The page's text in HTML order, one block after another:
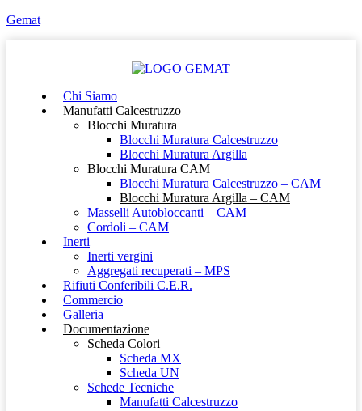
Gemat
Chi Siamo
Manufatti Calcestruzzo
Blocchi Muratura
Blocchi Muratura Calcestruzzo
Blocchi Muratura Argilla
Blocchi Muratura CAM
Blocchi Muratura Calcestruzzo – CAM
Blocchi Muratura Argilla – CAM
Masselli Autobloccanti – CAM
Cordoli – CAM
Inerti
Inerti vergini
Aggregati recuperati – MPS
Rifiuti Conferibili C.E.R.
Commercio
Galleria
Documentazione
Scheda Colori
Scheda MX
Scheda UN
Schede Tecniche
Manufatti Calcestruzzo